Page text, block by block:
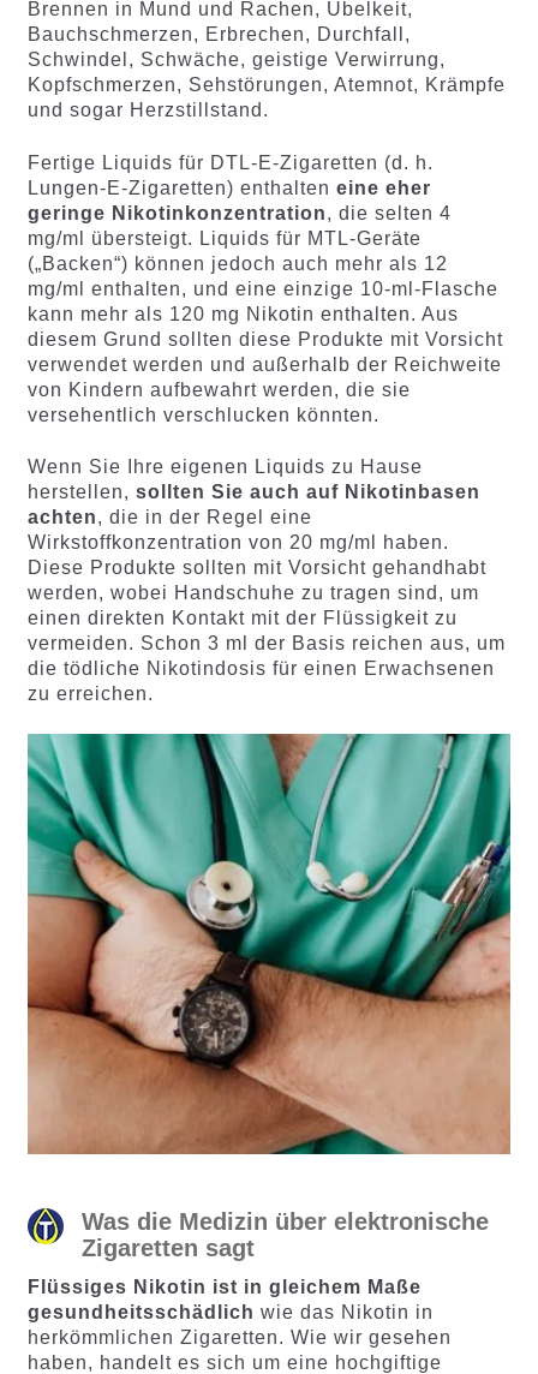
Brennen in Mund und Rachen, Übelkeit,
Bauchschmerzen, Erbrechen, Durchfall,
Schwindel, Schwäche, geistige Verwirrung,
Kopfschmerzen, Sehstörungen, Atemnot, Krämpfe
und sogar Herzstillstand.
Fertige Liquids für DTL-E-Zigaretten (d. h.
Lungen-E-Zigaretten) enthalten eine eher
geringe Nikotinkonzentration, die selten 4
mg/ml übersteigt. Liquids für MTL-Geräte
(„Backen“) können jedoch auch mehr als 12
mg/ml enthalten, und eine einzige 10-ml-Flasche
kann mehr als 120 mg Nikotin enthalten. Aus
diesem Grund sollten diese Produkte mit Vorsicht
verwendet werden und außerhalb der Reichweite
von Kindern aufbewahrt werden, die sie
versehentlich verschlucken könnten.
Wenn Sie Ihre eigenen Liquids zu Hause
herstellen, sollten Sie auch auf Nikotinbasen
achten, die in der Regel eine
Wirkstoffkonzentration von 20 mg/ml haben.
Diese Produkte sollten mit Vorsicht gehandhabt
werden, wobei Handschuhe zu tragen sind, um
einen direkten Kontakt mit der Flüssigkeit zu
vermeiden. Schon 3 ml der Basis reichen aus, um
die tödliche Nikotindosis für einen Erwachsenen
zu erreichen.
Was die Medizin über elektronische
Zigaretten sagt
Flüssiges Nikotin ist in gleichem Maße
gesundheitsschädlich wie das Nikotin in
herkömmlichen Zigaretten. Wie wir gesehen
haben, handelt es sich um eine hochgiftige